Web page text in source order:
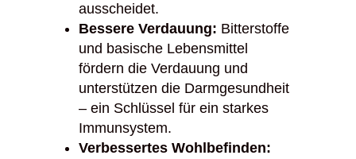
ausscheidet.
Bessere Verdauung: Bitterstoffe
und basische Lebensmittel
fördern die Verdauung und
unterstützen die Darmgesundheit
– ein Schlüssel für ein starkes
Immunsystem.
Verbessertes Wohlbefinden: